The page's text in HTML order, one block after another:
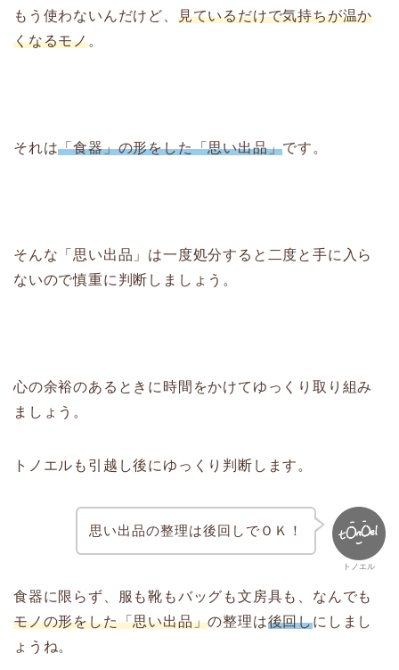
もう使わないんだけど、 見ているだけで気持ちが温か
くなるモノ。
それは「食器」の形をした「思い出品」です。
そんな「思い出品」は一度処分すると二度と手に入ら
ないので慎重に判断しましょう。
心の余裕のあるときに時間をかけてゆっくり取り組み
ましょう。
トノエルも引越し後にゆっくり判断します。
トノエル
思い出品の整理は後回しでＯＫ！
食器に限らず、服も靴もバッグも文房具も、なんでも
モノの形をした「思い出品」の整理は後回しにしまし
ょうね。